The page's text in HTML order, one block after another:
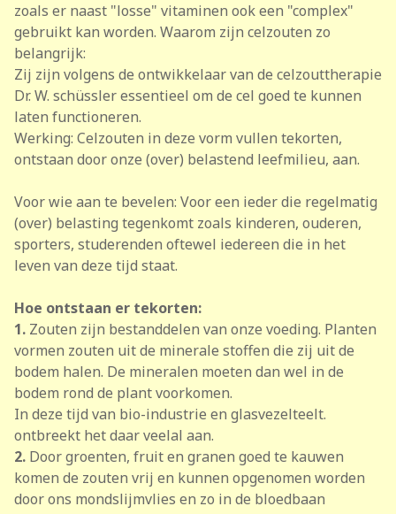
zoals er naast "losse" vitaminen ook een "complex"
gebruikt kan worden. Waarom zijn celzouten zo
belangrijk:
Zij zijn volgens de ontwikkelaar van de celzouttherapie
Dr. W. schüssler essentieel om de cel goed te kunnen
laten functioneren.
Werking: Celzouten in deze vorm vullen tekorten,
ontstaan door onze (over) belastend leefmilieu, aan.
Voor wie aan te bevelen: Voor een ieder die regelmatig
(over) belasting tegenkomt zoals kinderen, ouderen,
sporters, studerenden oftewel iedereen die in het
leven van deze tijd staat.
Hoe ontstaan er tekorten:
1. Zouten zijn bestanddelen van onze voeding. Planten
vormen zouten uit de minerale stoffen die zij uit de
bodem halen. De mineralen moeten dan wel in de
bodem rond de plant voorkomen.
In deze tijd van bio-industrie en glasvezelteelt.
ontbreekt het daar veelal aan.
2. Door groenten, fruit en granen goed te kauwen
komen de zouten vrij en kunnen opge­nomen worden
door ons mondslijmvlies en zo in de bloedbaan